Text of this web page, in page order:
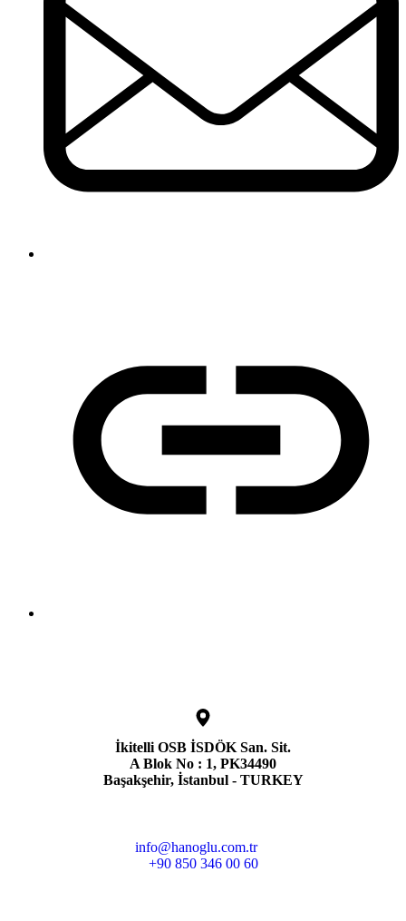
İkitelli OSB İSDÖK San. Sit.
A Blok No : 1, PK34490
Başakşehir, İstanbul - TURKEY
info@hanoglu.com.tr
+90 850 346 00 60